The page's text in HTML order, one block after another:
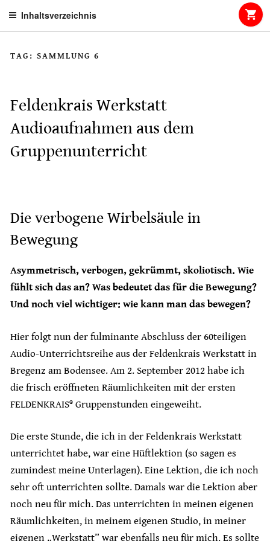
Inhaltsverzeichnis
TAG: SAMMLUNG 6
Feldenkrais Werkstatt
Audioaufnahmen aus dem
Gruppenunterricht
Die verbogene Wirbelsäule in
Bewegung
Asymmetrisch, verbogen, gekrümmt, skoliotisch. Wie
fühlt sich das an? Was bedeutet das für die Bewegung?
Und noch viel wichtiger: wie kann man das bewegen?
Hier folgt nun der fulminante Abschluss der 60teiligen
Audio-Unterrichtsreihe aus der Feldenkrais Werkstatt in
Bregenz am Bodensee. Am 2. September 2012 habe ich
die frisch eröffneten Räumlichkeiten mit der ersten
FELDENKRAIS® Gruppenstunden eingeweiht.
Die erste Stunde, die ich in der Feldenkrais Werkstatt
unterrichtet habe, war eine Hüftlektion (so sagen es
zumindest meine Unterlagen). Eine Lektion, die ich noch
sehr oft unterrichten sollte. Damals war die Lektion aber
noch neu für mich. Das unterrichten in meinen eigenen
Räumlichkeiten, in meinem eigenen Studio, in meiner
eigenen „Werkstatt” war ebenfalls neu für mich. Es sollte